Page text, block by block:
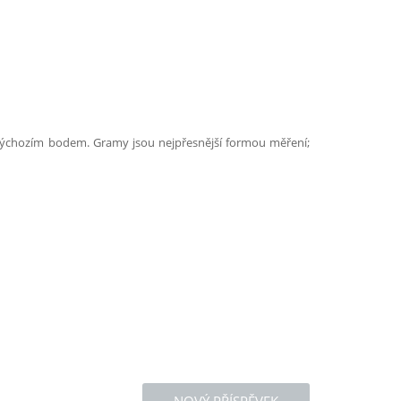
bodem. Gramy jsou nejpřesnější formou měření;